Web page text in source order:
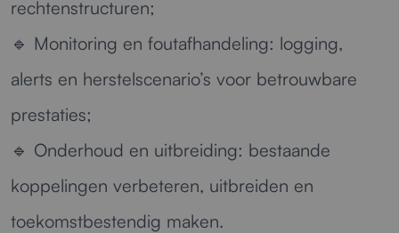
rechtenstructuren;
🔹 Monitoring en foutafhandeling: logging,
alerts en herstelscenario’s voor betrouwbare
prestaties;
🔹 Onderhoud en uitbreiding: bestaande
koppelingen verbeteren, uitbreiden en
toekomstbestendig maken.